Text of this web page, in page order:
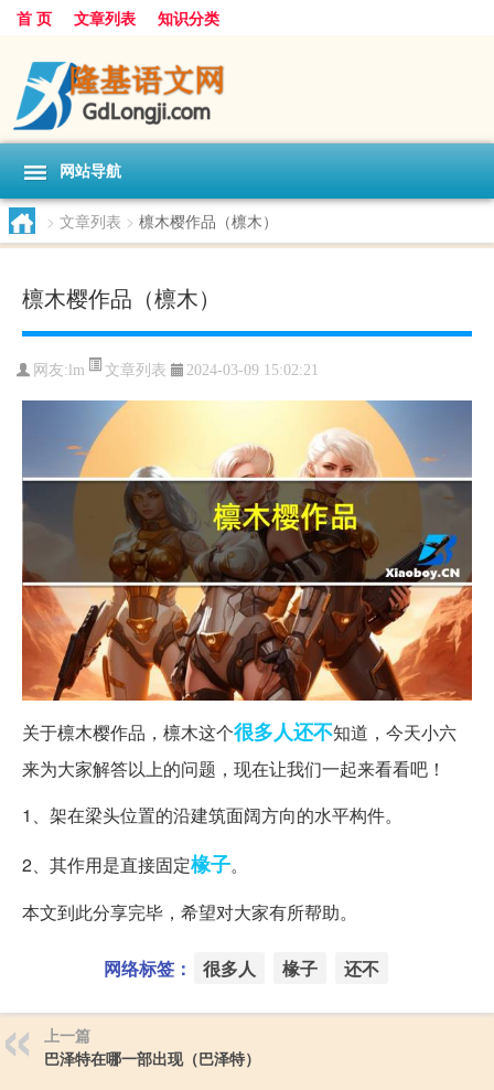
首 页 文章列表 知识分类
网站导航
> 文章列表 > 檩木樱作品（檩木）
檩木樱作品（檩木）
网友:lm 文章列表 2024-03-09 15:02:21
关于檩木樱作品，檩木这个很多人还不知道，今天小六
来为大家解答以上的问题，现在让我们一起来看看吧！
1、架在梁头位置的沿建筑面阔方向的水平构件。
2、其作用是直接固定椽子。
本文到此分享完毕，希望对大家有所帮助。
网络标签： 很多人 椽子 还不
上一篇
巴泽特在哪一部出现（巴泽特）